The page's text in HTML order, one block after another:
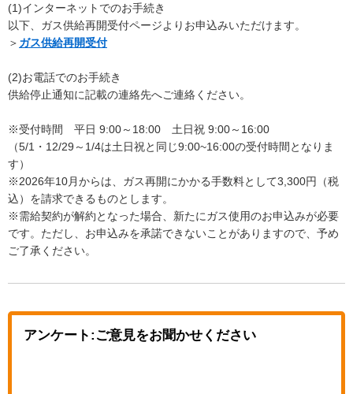
(1)インターネットでのお手続き
以下、ガス供給再開受付ページよりお申込みいただけます。
＞ ガス供給再開受付
(2)お電話でのお手続き
供給停止通知に記載の連絡先へご連絡ください。
※受付時間 平日 9:00～18:00 土日祝 9:00～16:00
（5/1・12/29～1/4は土日祝と同じ9:00~16:00の受付時間となりま
す）
※2026年10月からは、ガス再開にかかる手数料として3,300円（税
込）を請求できるものとします。
※需給契約が解約となった場合、新たにガス使用のお申込みが必要
です。ただし、お申込みを承諾できないことがありますので、予め
ご了承ください。
アンケート:ご意見をお聞かせください